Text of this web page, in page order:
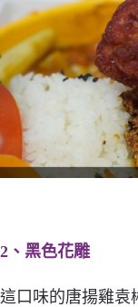
2、黑色花雕
這口味的唐揚雞袁